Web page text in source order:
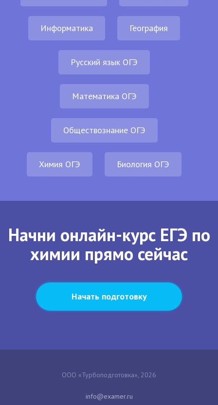
Информатика География
Русский язык ОГЭ
Математика ОГЭ
Обществознание ОГЭ
Химия ОГЭ Биология ОГЭ
Начни онлайн-курс ЕГЭ по
химии прямо сейчас
Начать подготовку
ООО «Турбоподготовка», 2026